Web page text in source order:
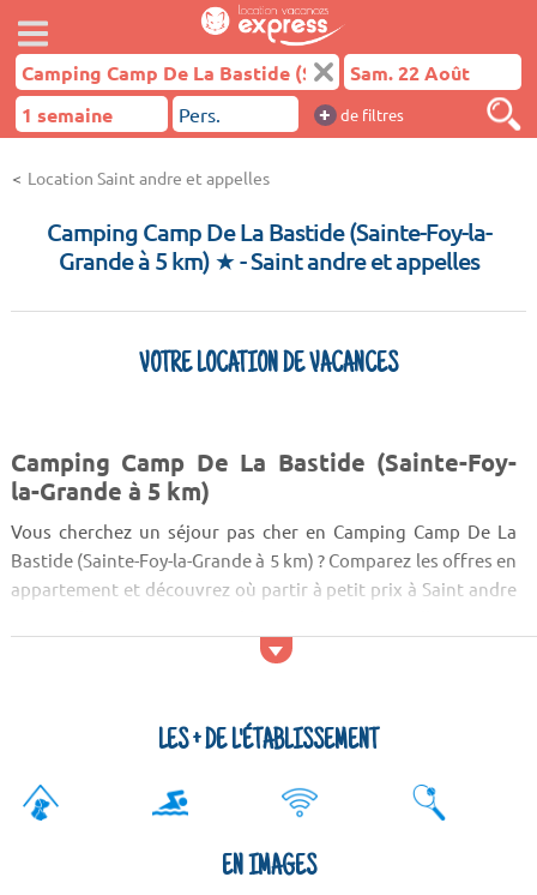
+ de filtres
Location Saint andre et appelles
Camping Camp De La Bastide (Sainte-Foy-la-
Grande à 5 km) ★- Saint andre et appelles
VOTRE LOCATION DE VACANCES
Camping Camp De La Bastide (Sainte-Foy-
la-Grande à 5 km)
Vous cherchez un séjour pas cher en Camping Camp De La
Bastide (Sainte-Foy-la-Grande à 5 km) ? Comparez les offres en
appartement et découvrez où partir à petit prix à Saint andre
excellent lieu de vacances pour partir à la découverte de cette
LES + DE L'ÉTABLISSEMENT
EN IMAGES